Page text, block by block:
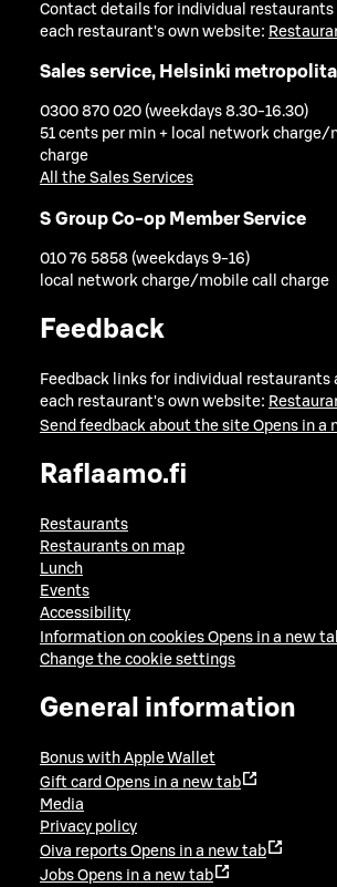
Contact details for individual restaurants
each restaurant's own website:
Sales service, Helsinki
0300 870 020 (weekdays 8.30-16.30)
51 cents per min + local network charge/
charge
All the Sales Services
S Group Co-op Member Service
010 76 5858 (weekdays 9-16)
local network charge/mobile call charge
Feedback
Feedback links for individual restaurants
each restaurant's own website:
Send feedback about the site Opens in a
Raflaamo.fi
Restaurants
Restaurants on map
Lunch
Events
Accessibility
Information on cookies Opens in a new
Change the cookie settings
General information
Bonus with Apple Wallet
Gift card Opens in a new tab
Media
Privacy policy
Oiva reports Opens in a new tab
Jobs Opens in a new tab